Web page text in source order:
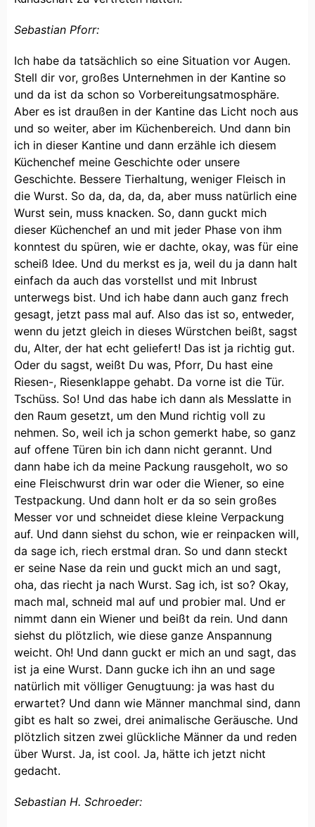
Sebastian Pforr:
Ich habe da tatsächlich so eine Situation vor Augen.
Stell dir vor, großes Unternehmen in der Kantine so
und da ist da schon so Vorbereitungsatmosphäre.
Aber es ist draußen in der Kantine das Licht noch aus
und so weiter, aber im Küchenbereich. Und dann bin
ich in dieser Kantine und dann erzähle ich diesem
Küchenchef meine Geschichte oder unsere
Geschichte. Bessere Tierhaltung, weniger Fleisch in
die Wurst. So da, da, da, da, aber muss natürlich eine
Wurst sein, muss knacken. So, dann guckt mich
dieser Küchenchef an und mit jeder Phase von ihm
konntest du spüren, wie er dachte, okay, was für eine
scheiß Idee. Und du merkst es ja, weil du ja dann halt
einfach da auch das vorstellst und mit Inbrust
unterwegs bist. Und ich habe dann auch ganz frech
gesagt, jetzt pass mal auf. Also das ist so, entweder,
wenn du jetzt gleich in dieses Würstchen beißt, sagst
du, Alter, der hat echt geliefert! Das ist ja richtig gut.
Oder du sagst, weißt Du was, Pforr, Du hast eine
Riesen-, Riesenklappe gehabt. Da vorne ist die Tür.
Tschüss. So! Und das habe ich dann als Messlatte in
den Raum gesetzt, um den Mund richtig voll zu
nehmen. So, weil ich ja schon gemerkt habe, so ganz
auf offene Türen bin ich dann nicht gerannt. Und
dann habe ich da meine Packung rausgeholt, wo so
eine Fleischwurst drin war oder die Wiener, so eine
Testpackung. Und dann holt er da so sein großes
Messer vor und schneidet diese kleine Verpackung
auf. Und dann siehst du schon, wie er reinpacken will,
da sage ich, riech erstmal dran. So und dann steckt
er seine Nase da rein und guckt mich an und sagt,
oha, das riecht ja nach Wurst. Sag ich, ist so? Okay,
mach mal, schneid mal auf und probier mal. Und er
nimmt dann ein Wiener und beißt da rein. Und dann
siehst du plötzlich, wie diese ganze Anspannung
weicht. Oh! Und dann guckt er mich an und sagt, das
ist ja eine Wurst. Dann gucke ich ihn an und sage
natürlich mit völliger Genugtuung: ja was hast du
erwartet? Und dann wie Männer manchmal sind, dann
gibt es halt so zwei, drei animalische Geräusche. Und
plötzlich sitzen zwei glückliche Männer da und reden
über Wurst. Ja, ist cool. Ja, hätte ich jetzt nicht
gedacht.
Sebastian H. Schroeder: